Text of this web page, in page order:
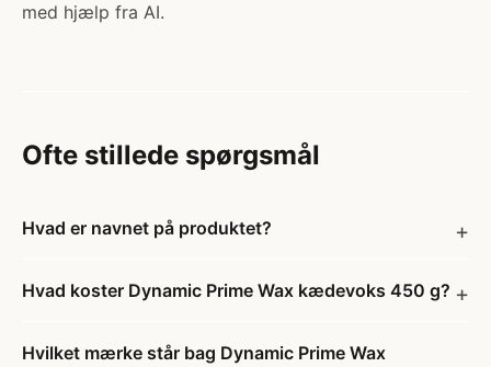
med hjælp fra AI.
Ofte stillede spørgsmål
Hvad er navnet på produktet?
Hvad koster Dynamic Prime Wax kædevoks 450 g?
Hvilket mærke står bag Dynamic Prime Wax